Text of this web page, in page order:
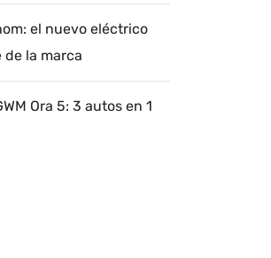
el nuevo eléctrico
de la marca
Ora 5: 3 autos en 1